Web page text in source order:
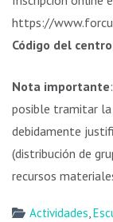
https://
Código del
Nota importante
posible tramitar la
debidamente
(distribución de
recursos
Actividades,